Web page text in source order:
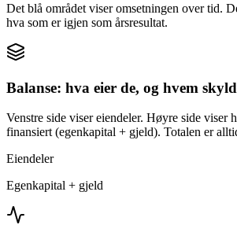
Det blå området viser omsetningen over tid.
hva som er igjen som årsresultat.
Balanse: hva eier de, og hvem
Venstre side viser eiendeler. Høyre side viser
finansiert (egenkapital + gjeld). Totalen er
Eiendeler
Egenkapital + gjeld